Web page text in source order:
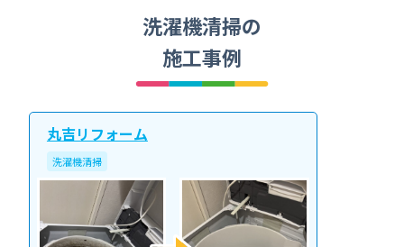
洗濯機清掃の
施工事例
丸吉リフォーム
洗濯機清掃